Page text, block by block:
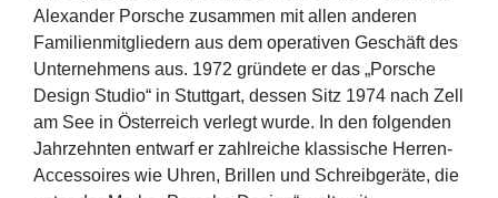
Alexander Porsche zusammen mit allen anderen
Familienmitgliedern aus dem operativen Geschäft des
Unternehmens aus. 1972 gründete er das „Porsche
Design Studio“ in Stuttgart, dessen Sitz 1974 nach Zell
am See in Österreich verlegt wurde. In den folgenden
Jahrzehnten entwarf er zahlreiche klassische Herren-
Accessoires wie Uhren, Brillen und Schreibgeräte, die